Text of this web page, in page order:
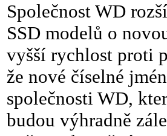
Společnost WD
SSD modelů o
vyšší rychlost proti
že nové číselné
společnosti WD,
budou výhradně